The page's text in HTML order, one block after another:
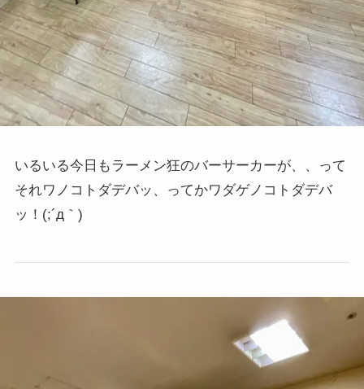
いるいる今日もラーメン狂のバーサーカーが、、って
それワノコトダデバッ、ってかワダゲノコトダデバ
ッ！(;´д｀)